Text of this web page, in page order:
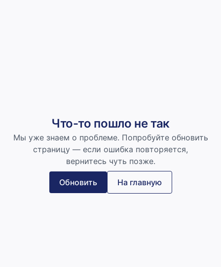
Что-то пошло не так
Мы уже знаем о проблеме. Попробуйте обновить
страницу — если ошибка повторяется,
вернитесь чуть позже.
Обновить На главную